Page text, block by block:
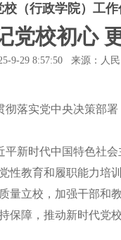
校（行政学院）工
党校初心
9-29 8:57:50 来源：人
实党中央决策部署
时代中国特色社会
性教育和履职能力
量立校，加强干部和
保障，推动新时代党